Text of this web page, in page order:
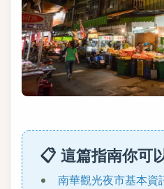
📋 這篇指南你可
南華觀光夜市基本資